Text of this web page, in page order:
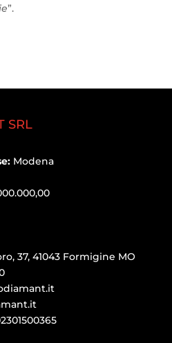
”.
SRL
Modena
37, 41043 Formigine MO